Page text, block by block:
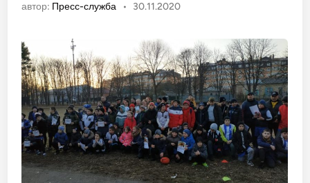
автор: Пресс-служба • 30.11.2020